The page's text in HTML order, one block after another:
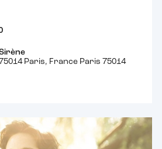
Paris, France Paris 75014